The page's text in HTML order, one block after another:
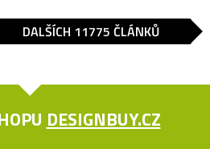
DALŠÍCH 11775 ČLÁNKŮ
DESIGNBUY.CZ